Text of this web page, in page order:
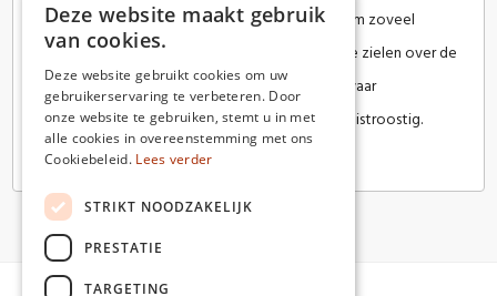
“Het besef dat iedereen nu aangeraden werd om zoveel
mogelijk thuis te blijven en dus talloze eenzame zielen over de
hele wereld net als ik, zij het in hun geval weliswaar
gedwongen, in isolement leefden maakte mij mistroostig.
Ik was niet langer uniek.”
Deze website maakt gebruik
van cookies.
Deze website gebruikt cookies om uw
gebruikerservaring te verbeteren. Door
onze website te gebruiken, stemt u in met
alle cookies in overeenstemming met ons
Cookiebeleid. Lees verder
STRIKT NOODZAKELIJK
PRESTATIE
TARGETING